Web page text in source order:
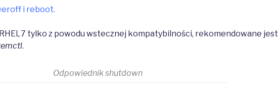
i reboot.
tylko z powodu wstecznej kompatybilności, rekomendowane jest
.
Odpowiednik shutdown